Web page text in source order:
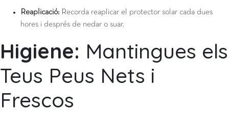
Reaplicació: Recorda reaplicar el protector solar cada dues
hores i després de nedar o suar.
Higiene: Mantingues els
Teus Peus Nets i
Frescos